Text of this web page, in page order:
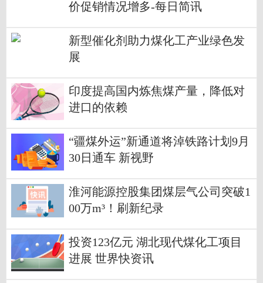
价促销情况增多-每日简讯
新型催化剂助力煤化工产业绿色发
展
印度提高国内炼焦煤产量，降低对
进口的依赖
“疆煤外运”新通道将淖铁路计划9月
30日通车 新视野
淮河能源控股集团煤层气公司突破1
00万m³！刷新纪录
投资123亿元 湖北现代煤化工项目
进展 世界快资讯